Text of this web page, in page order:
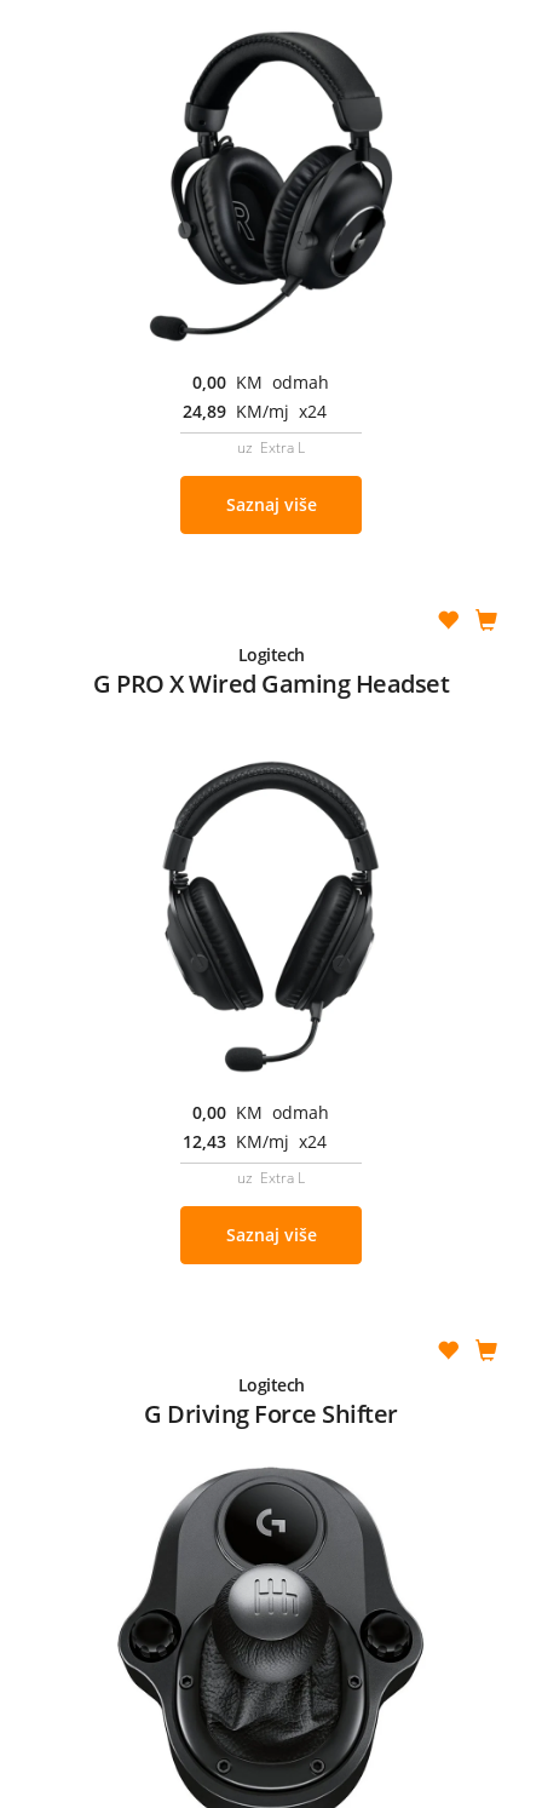
0,00 KM odmah
24,89 KM/mj x24
uz Extra L
Saznaj više
Logitech
G PRO X Wired Gaming Headset
0,00 KM odmah
12,43 KM/mj x24
uz Extra L
Saznaj više
Logitech
G Driving Force Shifter